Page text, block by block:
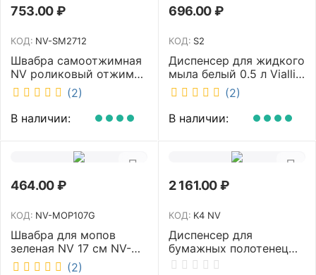
753.00₽
КОД: NV-SM2712
Швабра самоотжимная
NV роликовый отжим
насадка PVA 27 см
телескопическая
рукоятка 70-125 см NV-
SM2712
(2)
В наличии:
696.00₽
КОД: S2
Диспенсер для жидкого
мыла белый 0.5 л Vialli
S2
(2)
В наличии:
464.00₽
КОД: NV-MOP107G
Швабра для мопов
зеленая NV 17 см NV-
MOP107G (2)
2 161.00₽
КОД: K4 NV
Диспенсер для
бумажных полотенец
NV белый K4 NV